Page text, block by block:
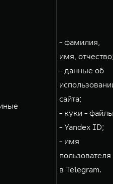
- фамилия,
имя,
- данные об
сайта;
- куки -
- Yandex ID;
- имя
пользователя
в Telegram.